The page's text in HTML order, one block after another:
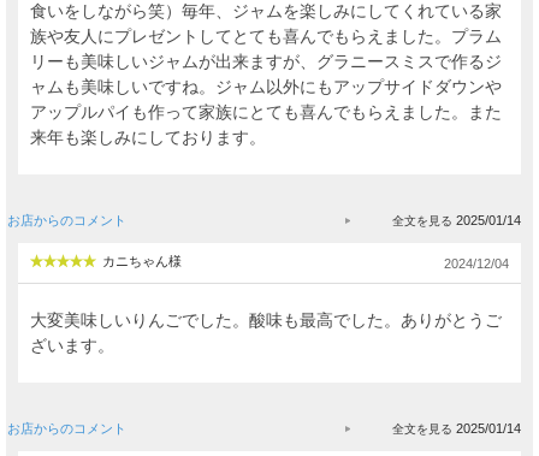
食いをしながら笑）毎年、ジャムを楽しみにしてくれている家
族や友人にプレゼントしてとても喜んでもらえました。プラム
リーも美味しいジャムが出来ますが、グラニースミスで作るジ
ャムも美味しいですね。ジャム以外にもアップサイドダウンや
アップルパイも作って家族にとても喜んでもらえました。また
来年も楽しみにしております。
お店からのコメント 2025/01/14
カニちゃん様 2024/12/04
大変美味しいりんごでした。酸味も最高でした。ありがとうご
ざいます。
お店からのコメント 2025/01/14